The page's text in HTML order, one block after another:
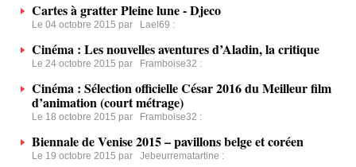
Cartes à gratter Pleine lune - Djeco
Le 04 octobre 2015 par Lael69 :
Cinéma : Les nouvelles aventures d’Aladin, la critique
Le 24 octobre 2015 par Framboise32 :
Cinéma : Sélection officielle César 2016 du Meilleur film
d’animation (court métrage)
Le 18 octobre 2015 par Framboise32 :
Biennale de Venise 2015 – pavillons belge et coréen
Le 19 octobre 2015 par Jebeurrematartine :